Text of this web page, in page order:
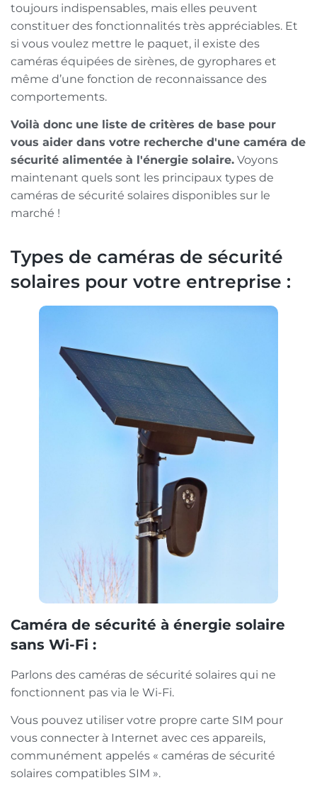
toujours indispensables, mais elles peuvent
constituer des fonctionnalités très appréciables. Et
si vous voulez mettre le paquet, il existe des
caméras équipées de sirènes, de gyrophares et
même d’une fonction de reconnaissance des
comportements.
Voilà donc une liste de critères de base pour
vous aider dans votre recherche d'une caméra de
sécurité alimentée à l'énergie solaire. Voyons
maintenant quels sont les principaux types de
caméras de sécurité solaires disponibles sur le
marché !
Types de caméras de sécurité
solaires pour votre entreprise :
Caméra de sécurité à énergie solaire
sans Wi-Fi :
Parlons des caméras de sécurité solaires qui ne
fonctionnent pas via le Wi-Fi.
Vous pouvez utiliser votre propre carte SIM pour
vous connecter à Internet avec ces appareils,
communément appelés « caméras de sécurité
solaires compatibles SIM ».